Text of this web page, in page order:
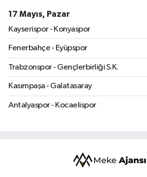
17 Mayıs, Pazar
Kayserispor - Konyaspor
Fenerbahçe - Eyüpspor
Trabzonspor - Gençlerbirliği S.K.
Kasımpaşa - Galatasaray
Antalyaspor - Kocaelispor